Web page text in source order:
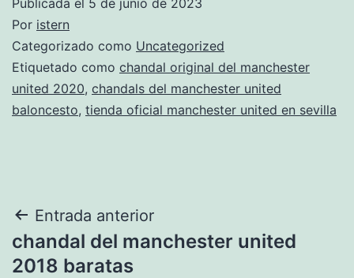
Por istern
Categorizado como Uncategorized
Etiquetado como chandal original del manchester
united 2020, chandals del manchester united
baloncesto, tienda oficial manchester united en sevilla
Navegación
de
Entrada anterior
chandal del manchester united
2018 baratas